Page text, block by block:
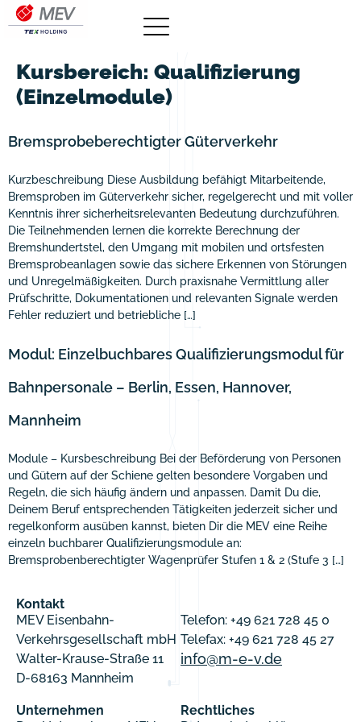
Kursbereich: Qualifizierung
(Einzelmodule)
Bremsprobeberechtigter Güterverkehr
Kurzbeschreibung Diese Ausbildung befähigt Mitarbeitende,
Bremsproben im Güterverkehr sicher, regelgerecht und mit voller
Kenntnis ihrer sicherheitsrelevanten Bedeutung durchzuführen.
Die Teilnehmenden lernen die korrekte Berechnung der
Bremshundertstel, den Umgang mit mobilen und ortsfesten
Bremsprobeanlagen sowie das sichere Erkennen von Störungen
und Unregelmäßigkeiten. Durch praxisnahe Vermittlung aller
Prüfschritte, Dokumentationen und relevanten Signale werden
Fehler reduziert und betriebliche […]
Modul: Einzelbuchbares Qualifizierungsmodul für
Bahnpersonale – Berlin, Essen, Hannover,
Mannheim
Module – Kursbeschreibung Bei der Beförderung von Personen
und Gütern auf der Schiene gelten besondere Vorgaben und
Regeln, die sich häufig ändern und anpassen. Damit Du die,
Deinem Beruf entsprechenden Tätigkeiten jederzeit sicher und
regelkonform ausüben kannst, bieten Dir die MEV eine Reihe
einzeln buchbarer Qualifizierungsmodule an:
Bremsprobenberechtigter Wagenprüfer Stufen 1 & 2 (Stufe 3 […]
Kontakt
MEV Eisenbahn-
Verkehrsgesellschaft mbH
Walter-Krause-Straße 11
D-68163 Mannheim
Telefon: +49 621 728 45 0
Telefax: +49 621 728 45 27
info@m-e-v.de
Unternehmen
Rechtliches